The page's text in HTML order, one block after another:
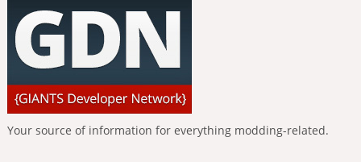
Your source of information for everything modding-related.